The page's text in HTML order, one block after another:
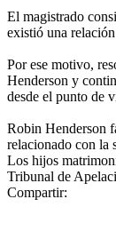
El magistrado
existió una
Por ese motivo,
Henderson y
desde el punto de
Robin Henderson
relacionado con la
Los hijos
Tribunal de
Compartir: